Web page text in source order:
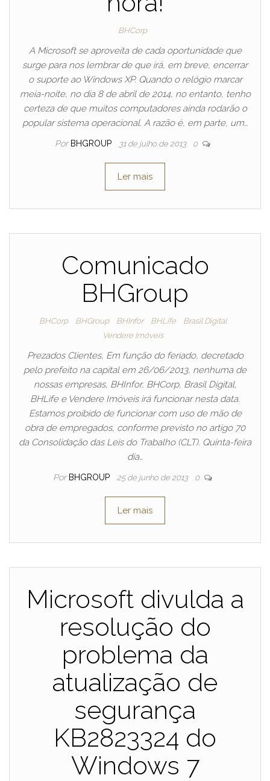
BHCorp
A Microsoft se aproveita de cada oportunidade que
surge para nos lembrar de que irá, em breve, encerrar
o suporte ao Windows XP. Quando o relógio marcar
meia-noite, no dia 8 de abril de 2014, no entanto, tenho
certeza de que muitos computadores ainda rodarão o
popular sistema operacional. A razão é, em parte, um…
Por BHGROUP 31 de julho de 2013 0
Ler mais
Comunicado
BHGroup
BHCorp BHGroup BHInfor BHLife
Brasil Digital
Vendere Imóveis
Prezados Clientes, Em função do feriado, decretado
pelo prefeito na capital em 26/06/2013, nenhuma de
nossas empresas, BHInfor, BHCorp, Brasil Digital,
BHLife e Vendere Imóveis irá funcionar nesta data.
Estamos proibido de funcionar com uso de mão de
obra de empregados, conforme previsto no artigo 70
da Consolidação das Leis do Trabalho (CLT). Quinta-feira
dia…
Por BHGROUP 25 de junho de 2013 0
Ler mais
Microsoft divulda a
resolução do
problema da
atualização de
segurança
KB2823324 do
Windows 7